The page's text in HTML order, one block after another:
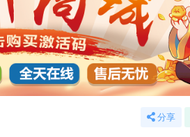
分享